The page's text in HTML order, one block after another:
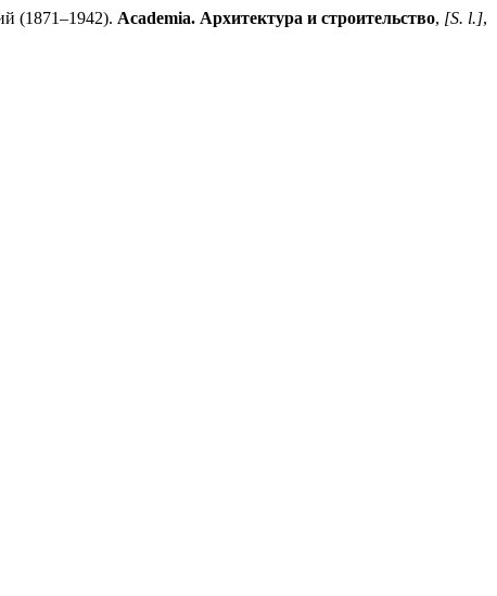
(1871–1942). Academia. Архитектура и строительство, [S. l.],